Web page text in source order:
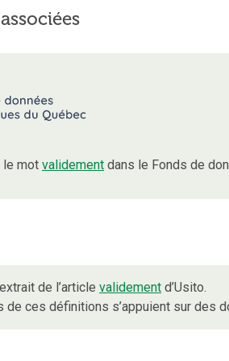
le mot validement dans le Fonds de
de l’article validement d’Usito.
de ces définitions s’appuient sur des